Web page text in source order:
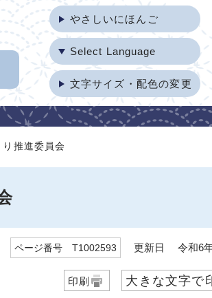
やさしいにほんご
Select Language
文字サイズ・配色の変更
推進委員会
ページ番号 T1002593 更新日 令和6年
印刷 大きな文字で